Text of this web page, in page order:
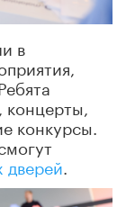
в
конкурсы.
дверей